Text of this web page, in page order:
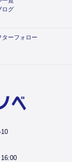
ログ
ターフォロー